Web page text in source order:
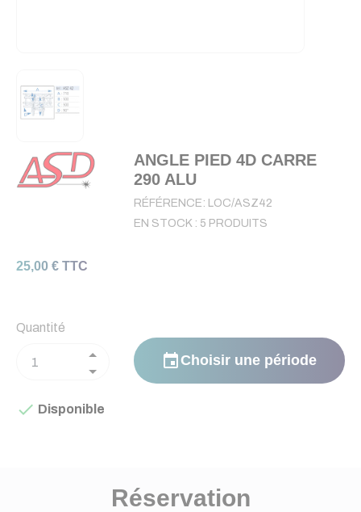
ANGLE PIED 4D CARRE
290 ALU
RÉFÉRENCE: LOC/ASZ42
EN STOCK : 5 PRODUITS
25,00 € TTC
Quantité
eventChoisir une période
 Disponible
Réservation